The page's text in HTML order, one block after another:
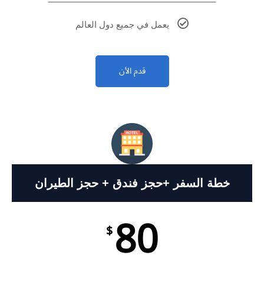
يعمل في جميع دول العالم
قدم الأن
خطة السفر +حجز فندق + حجز الطيران
80
$